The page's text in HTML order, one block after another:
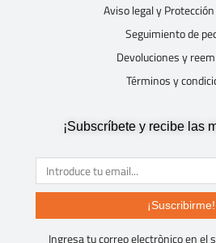
Aviso legal y
Seguimiento de
Devoluciones y
Términos y
¡Subscríbete y recibe las
¡Suscribirme!
Ingresa tu correo electrònico en el